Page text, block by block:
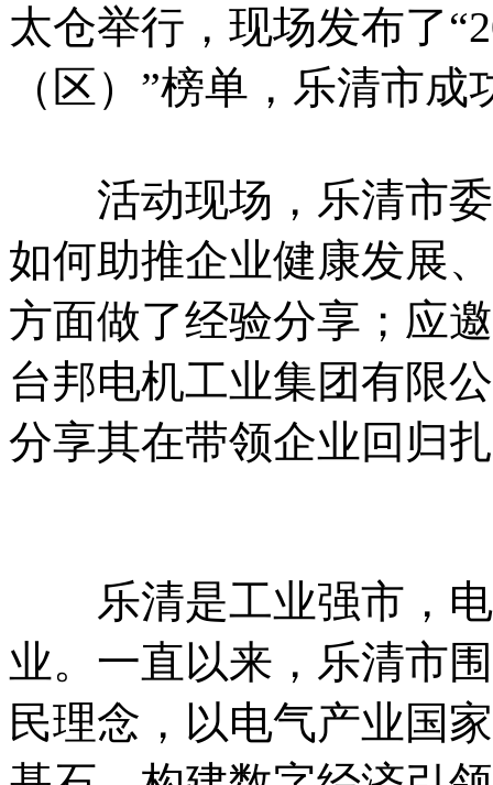
太仓举行，现场发布了
（区）”榜单，乐清市成
活动现场，乐清市委
如何助推企业健康发展
方面做了经验分享；应
台邦电机工业集团有限
分享其在带领企业回归
乐清是工业强市，电
业。一直以来，乐清市
民理念，以电气产业国